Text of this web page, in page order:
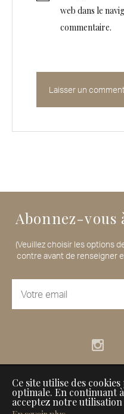
web dans le
commentaire.
Abonnez-
(Veuillez choisir les options
contre avant de renseigner
À propos Nos services
Comment référencer son
Ce site utilise des
optimale. En continuant
acceptez notre utilisation